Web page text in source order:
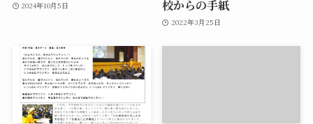
2024年10月5日 校からの手紙
2022年3月25日